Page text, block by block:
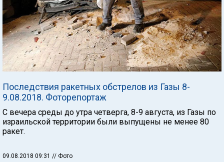
Последствия ракетных обстрелов из Газы 8-
9.08.2018. Фоторепортаж
С вечера среды до утра четверга, 8-9 августа, из Газы по
израильской территории были выпущены не менее 80
ракет.
09.08.2018 09:31 // Фото